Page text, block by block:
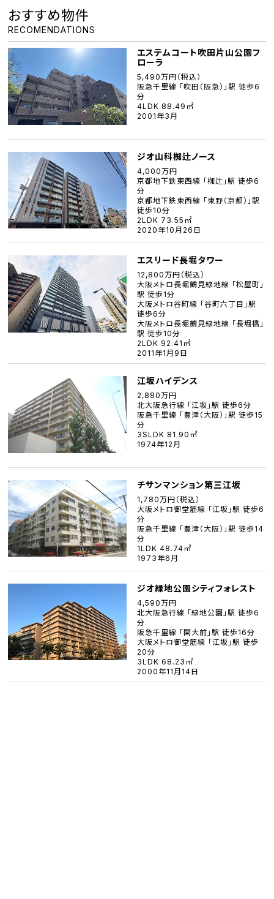
おすすめ物件
RECOMENDATIONS
エステムコート吹田片山公園フ
ローラ
5,490万円（税込）
阪急千里線 「吹田（阪急）」駅 徒歩6
分
4LDK 88.49㎡
2001年3月
ジオ山科椥辻ノース
4,000万円
京都地下鉄東西線 「椥辻」駅 徒歩6
分
京都地下鉄東西線 「東野（京都）」駅
徒歩10分
2LDK 73.55㎡
2020年10月26日
エスリード長堀タワー
12,800万円（税込）
大阪メトロ長堀鶴見緑地線 「松屋町」
駅 徒歩1分
大阪メトロ谷町線 「谷町六丁目」駅
徒歩6分
大阪メトロ長堀鶴見緑地線 「長堀橋」
駅 徒歩10分
2LDK 92.41㎡
2011年1月9日
江坂ハイデンス
2,880万円
北大阪急行線 「江坂」駅 徒歩6分
阪急千里線 「豊津（大阪）」駅 徒歩15
分
3SLDK 81.90㎡
1974年12月
チサンマンション第三江坂
1,780万円（税込）
大阪メトロ御堂筋線 「江坂」駅 徒歩6
分
阪急千里線 「豊津（大阪）」駅 徒歩14
分
1LDK 48.74㎡
1973年6月
ジオ緑地公園シティフォレスト
4,590万円
北大阪急行線 「緑地公園」駅 徒歩6
分
阪急千里線 「関大前」駅 徒歩16分
大阪メトロ御堂筋線 「江坂」駅 徒歩
20分
3LDK 68.23㎡
2000年11月14日